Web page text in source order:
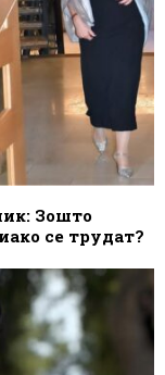
Зошто
се трудат?